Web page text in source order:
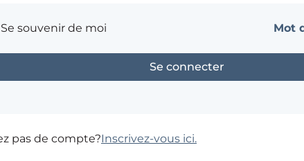
Se souvenir de moi Mot
pas de compte?Inscrivez-vous ici.